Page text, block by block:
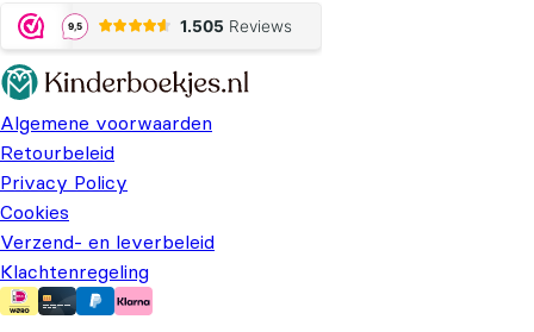
Algemene voorwaarden
Retourbeleid
Privacy Policy
Cookies
Verzend- en leverbeleid
Klachtenregeling